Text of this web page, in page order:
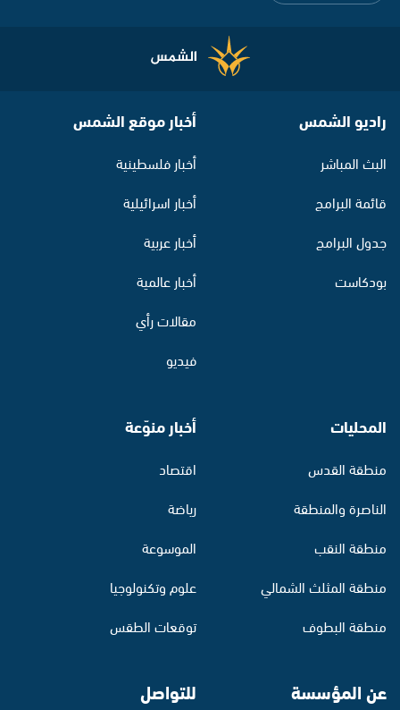
راديو الشمس
البث المباشر
قائمة البرامج
جدول البرامج
بودكاست
أخبار موقع الشمس
أخبار فلسطينية
أخبار اسرائيلية
أخبار عربية
أخبار عالمية
مقالات رأي
فيديو
المحليات
منطقة القدس
الناصرة والمنطقة
منطقة النقب
منطقة المثلث الشمالي
منطقة البطوف
أخبار منوّعة
اقتصاد
رياضة
الموسوعة
علوم وتكنولوجيا
توقعات الطقس
عن المؤسسة للتواصل